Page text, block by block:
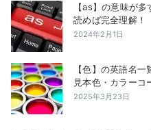
【as】の意味が
読めば完全理解！
2024年2月1日
【色】の英語名
見本色・カラーコ
2025年3月23日